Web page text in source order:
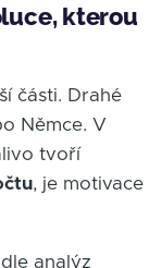
kterou
části. Drahé
Němce. V
tvoří
, je motivace
analýz